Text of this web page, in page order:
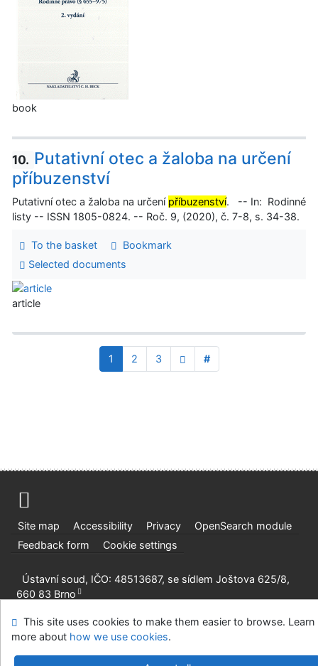
book
10. Putativní otec a žaloba na určení
příbuzenství
Putativní otec a žaloba na určení příbuzenství. -- In: Rodinné
listy -- ISSN 1805-0824. -- Roč. 9, (2020), č. 7-8, s. 34-38.
To the basket
Bookmark
Selected documents
article
1 2 3 #
Site map Accessibility Privacy
OpenSearch module
Feedback form
Cookie settings
Ústavní soud, IČO: 48513687, se sídlem Joštova 625/8,
660 83 Brno
This site uses cookies to make them easier to browse. Learn
more about how we use cookies.